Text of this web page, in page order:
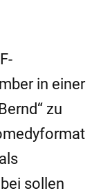
in einer
zu
sollen